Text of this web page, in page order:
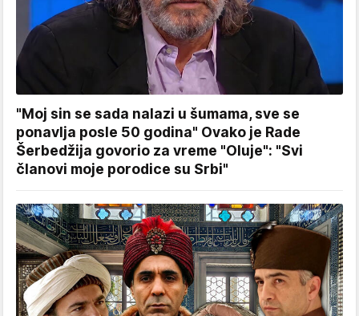
"Moj sin se sada nalazi u šumama, sve se
ponavlja posle 50 godina" Ovako je Rade
Šerbedžija govorio za vreme "Oluje": "Svi
članovi moje porodice su Srbi"